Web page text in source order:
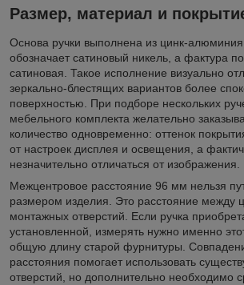
Размер, материал и
Основа ручки выполнена из цинк-
обозначает сатиновый никель, а фактура
сатиновая. Такое исполнение визуально
зеркально-блестящих вариантов более
поверхностью. При подборе нескольких
мебельного комплекта желательно
количество одновременно: оттенок
от настроек дисплея и освещения, а
незначительно отличаться от изображения.
Межцентровое расстояние 96 мм нельзя
размером изделия. Это расстояние между
монтажных отверстий. Если ручка
установленной, измерять нужно именно
общую длину старой фурнитуры.
расстояния помогает использовать
отверстий, но дополнительно необходимо